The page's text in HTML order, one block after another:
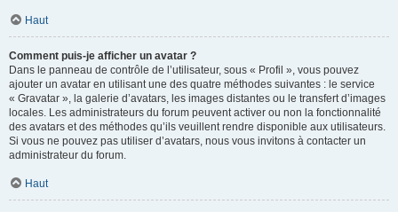
Haut
Comment puis-je afficher un avatar ?
Dans le panneau de contrôle de l’utilisateur, sous « Profil », vous pouvez
ajouter un avatar en utilisant une des quatre méthodes suivantes : le service
« Gravatar », la galerie d’avatars, les images distantes ou le transfert d’images
locales. Les administrateurs du forum peuvent activer ou non la fonctionnalité
des avatars et des méthodes qu’ils veuillent rendre disponible aux utilisateurs.
Si vous ne pouvez pas utiliser d’avatars, nous vous invitons à contacter un
administrateur du forum.
Haut